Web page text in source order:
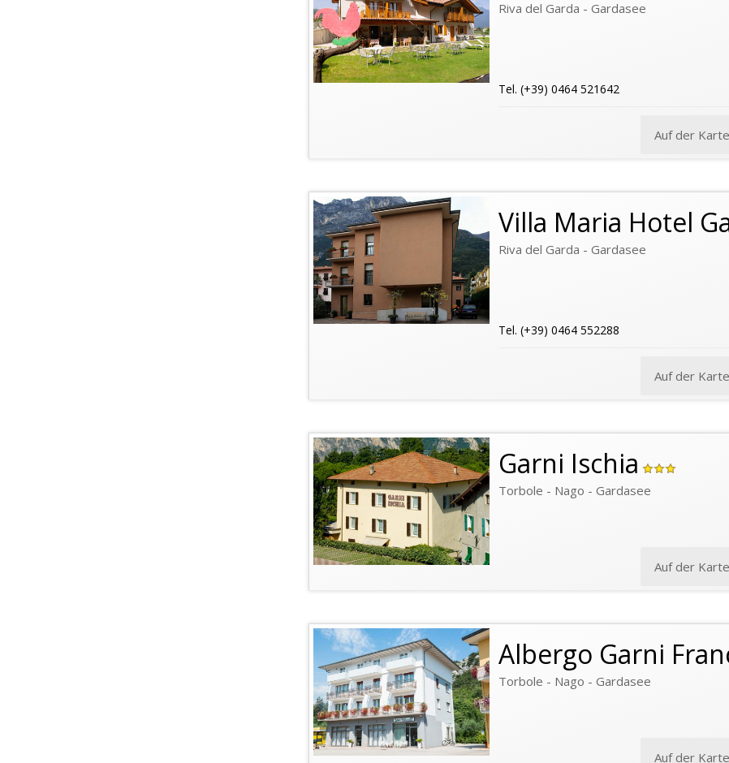
Riva del Garda - Gardasee
Tel. (+39) 0464 521642
Auf der
Villa Maria Hotel
Riva del Garda - Gardasee
Tel. (+39) 0464 552288
Auf der
Garni Ischia
Torbole - Nago - Gardasee
Auf der
Albergo Garni
Torbole - Nago - Gardasee
Auf der